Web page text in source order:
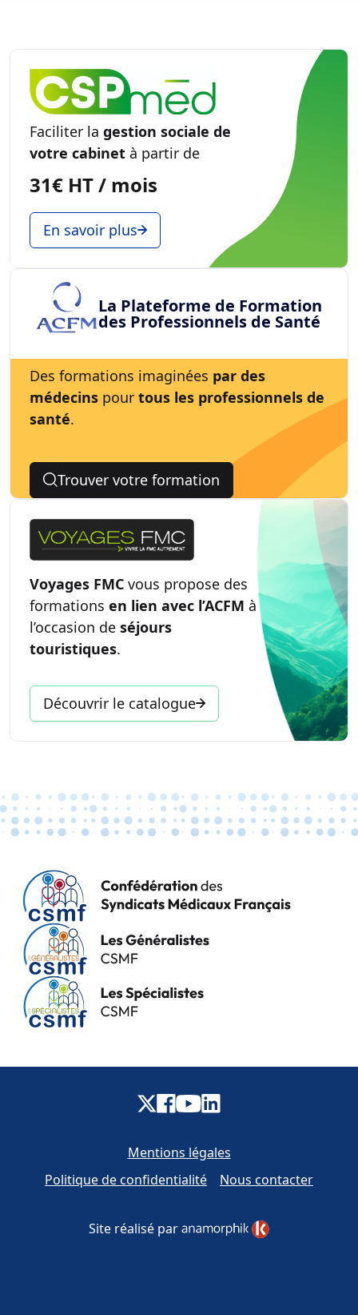
Faciliter la gestion sociale de
votre cabinet à partir de
31€ HT / mois
En savoir plus
La Plateforme de Formation
des Professionnels de Santé
Des formations imaginées par des
médecins pour tous les professionnels de
santé.
Trouver votre formation
Voyages FMC vous propose des
formations en lien avec l’ACFM à
l’occasion de séjours
touristiques.
Découvrir le catalogue
Mentions légales
Politique de confidentialité
Nous contacter
Site réalisé par